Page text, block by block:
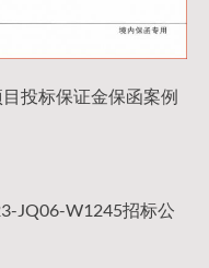
投标保证金保函案例
JQ06-W1245招标公